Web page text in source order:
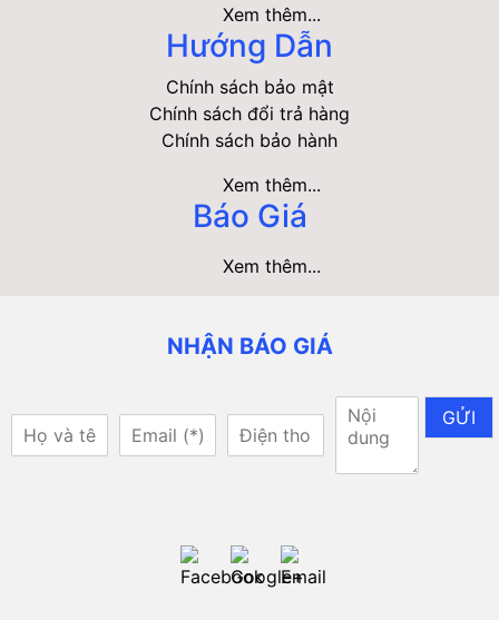
Xem thêm...
Hướng Dẫn
Chính sách bảo mật
Chính sách đổi trả hàng
Chính sách bảo hành
Xem thêm...
Báo Giá
Xem thêm...
NHẬN BÁO GIÁ
GỬI